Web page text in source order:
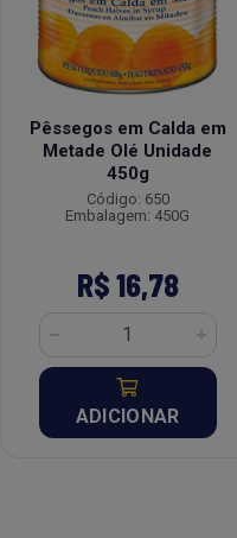
Pêssegos em Calda em
Metade Olé Unidade
450g
Código: 650
Embalagem: 450G
R$ 16,78
ADICIONAR